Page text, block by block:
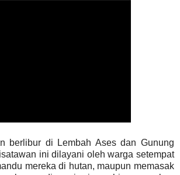
berlibur di Lembah Ases dan Gunung
ini dilayani oleh warga setempat
mereka di hutan, maupun memasak